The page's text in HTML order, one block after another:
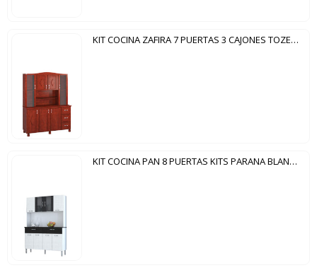
KIT COCINA ZAFIRA 7 PUERTAS 3 CAJONES TOZETTO MOGNO
KIT COCINA PAN 8 PUERTAS KITS PARANA BLANCO TEX|NEGRO TEX